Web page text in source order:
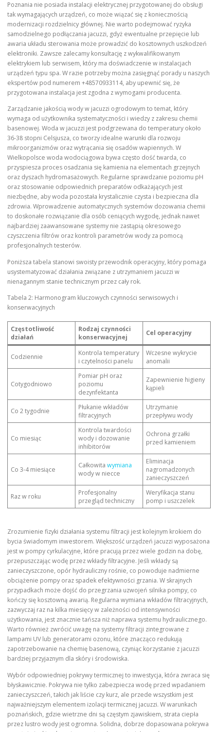
Poznania nie posiada instalacji elektrycznej przygotowanej do obsługi
tak wymagających urządzeń, co może wiązać się z koniecznością
modernizacji rozdzielnicy głównej. Nie warto podejmować ryzyka
samodzielnego podłączania jacuzzi, gdyż ewentualne przepięcie lub
awaria układu sterowania może prowadzić do kosztownych uszkodzeń
elektroniki. Zawsze zalecamy konsultację z wykwalifikowanym
elektrykiem lub serwisem, który ma doświadczenie w instalacjach
urządzeń typu spa. W razie potrzeby można zasięgnąć porady u naszych
ekspertów pod numerem +48570933114, aby upewnić się, że
przygotowana instalacja jest zgodna z wymogami producenta.
Zarządzanie jakością wody w jacuzzi ogrodowym to temat, który
wymaga od użytkownika systematyczności i wiedzy z zakresu chemii
basenowej. Woda w jacuzzi jest podgrzewana do temperatury około
36-38 stopni Celsjusza, co tworzy idealne warunki dla rozwoju
mikroorganizmów oraz wytrącania się osadów wapiennych. W
Wielkopolsce woda wodociągowa bywa często dość twarda, co
przyspiesza proces osadzania się kamienia na elementach grzejnych
oraz dyszach hydromasażowych. Regularne sprawdzanie poziomu pH
oraz stosowanie odpowiednich preparatów odkażających jest
niezbędne, aby woda pozostała krystalicznie czysta i bezpieczna dla
zdrowia. Wprowadzenie automatycznych systemów dozowania chemii
to doskonałe rozwiązanie dla osób ceniących wygodę, jednak nawet
najbardziej zaawansowane systemy nie zastąpią okresowego
czyszczenia filtrów oraz kontroli parametrów wody za pomocą
profesjonalnych testerów.
Poniższa tabela stanowi swoisty przewodnik operacyjny, który pomaga
usystematyzować działania związane z utrzymaniem jacuzzi w
nienagannym stanie technicznym przez cały rok.
Tabela 2: Harmonogram kluczowych czynności serwisowych i
konserwacyjnych
Częstotliwość
działań
Rodzaj czynności
konserwacyjnej
Cel operacyjny
Codziennie
Kontrola temperatury
i czytelności panelu
Wczesne wykrycie
anomalii
Cotygodniowo
Pomiar pH oraz
poziomu
dezynfektanta
Zapewnienie higieny
kąpieli
Co 2 tygodnie
Płukanie wkładów
filtracyjnych
Utrzymanie
przepływu wody
Co miesiąc
Kontrola twardości
wody i dozowanie
inhibitorów
Ochrona grzałki
przed kamieniem
Co 3-4 miesiące
Całkowitawymiana
wody w niecce
Eliminacja
nagromadzonych
zanieczyszczeń
Raz w roku
Profesjonalny
przegląd techniczny
Weryfikacja stanu
pomp i uszczelek
Zrozumienie fizyki działania systemu filtracji jest kolejnym krokiem do
bycia świadomym inwestorem. Większość urządzeń jacuzzi wyposażona
jest w pompy cyrkulacyjne, które pracują przez wiele godzin na dobę,
przepuszczając wodę przez wkłady filtracyjne. Jeśli wkłady są
zanieczyszczone, opór hydrauliczny rośnie, co powoduje nadmierne
obciążenie pompy oraz spadek efektywności grzania. W skrajnych
przypadkach może dojść do przegrzania uzwojeń silnika pompy, co
kończy się kosztowną awarią. Regularna wymiana wkładów filtracyjnych,
zazwyczaj raz na kilka miesięcy w zależności od intensywności
użytkowania, jest znacznie tańsza niż naprawa systemu hydraulicznego.
Warto również zwrócić uwagę na systemy filtracji zintegrowane z
lampami UV lub generatorami ozonu, które znacząco redukują
zapotrzebowanie na chemię basenową, czyniąc korzystanie z jacuzzi
bardziej przyjaznym dla skóry i środowiska.
Wybór odpowiedniej pokrywy termicznej to inwestycja, która zwraca się
błyskawicznie. Pokrywa nie tylko zabezpiecza wodę przed wpadaniem
zanieczyszczeń, takich jak liście czy kurz, ale przede wszystkim jest
najważniejszym elementem izolacji termicznej jacuzzi. W warunkach
poznańskich, gdzie wietrzne dni są częstym zjawiskiem, strata ciepła
przez lustro wody jest ogromna. Solidna, dobrze dopasowana pokrywa